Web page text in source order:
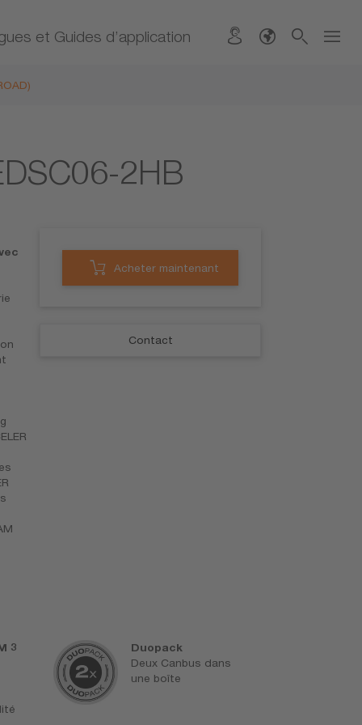
et Guides d’application
2HB
Acheter maintenant
Contact
3
Duopack
Deux Canbus dans
une boîte